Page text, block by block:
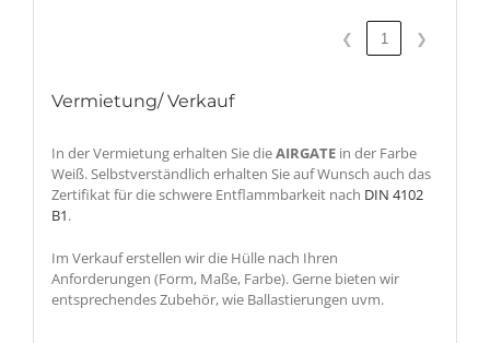
❮ 1 ❯
Vermietung/ Verkauf
In der Vermietung erhalten Sie dieAIRGATE in der Farbe
Weiß. Selbstverständlich erhalten Sie auf Wunsch auch das
Zertifikat für die schwere Entflammbarkeit nach DIN 4102
B1.
Im Verkauf erstellen wir die Hülle nach Ihren
Anforderungen (Form, Maße, Farbe). Gerne bieten wir
entsprechendes Zubehör, wie Ballastierungen uvm.